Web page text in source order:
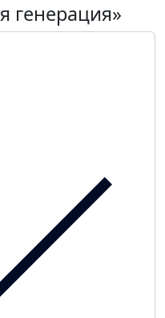
генерация»